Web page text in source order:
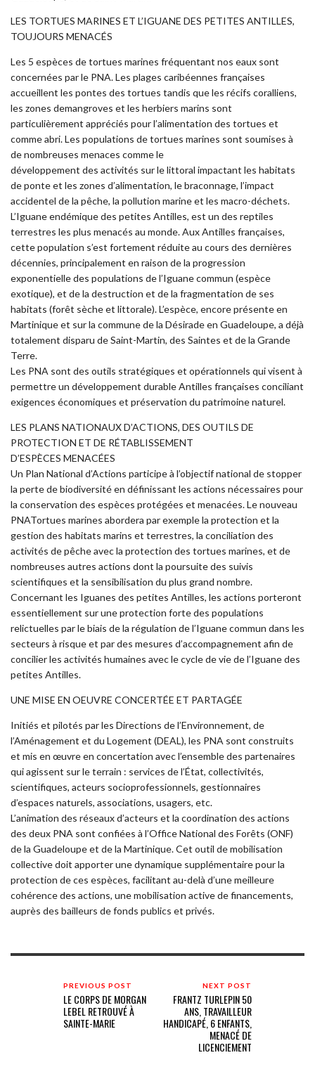
LES TORTUES MARINES ET L’IGUANE DES PETITES ANTILLES,
TOUJOURS MENACÉS
Les 5 espèces de tortues marines fréquentant nos eaux sont
concernées par le PNA. Les plages caribéennes françaises
accueillent les pontes des tortues tandis que les récifs coralliens,
les zones demangroves et les herbiers marins sont
particulièrement appréciés pour l’alimentation des tortues et
comme abri. Les populations de tortues marines sont soumises à
de nombreuses menaces comme le
développement des activités sur le littoral impactant les habitats
de ponte et les zones d’alimentation, le braconnage, l’impact
accidentel de la pêche, la pollution marine et les macro-déchets.
L’Iguane endémique des petites Antilles, est un des reptiles
terrestres les plus menacés au monde. Aux Antilles françaises,
cette population s’est fortement réduite au cours des dernières
décennies, principalement en raison de la progression
exponentielle des populations de l’Iguane commun (espèce
exotique), et de la destruction et de la fragmentation de ses
habitats (forêt sèche et littorale). L’espèce, encore présente en
Martinique et sur la commune de la Désirade en Guadeloupe, a déjà
totalement disparu de Saint-Martin, des Saintes et de la Grande
Terre.
Les PNA sont des outils stratégiques et opérationnels qui visent à
permettre un développement durable Antilles françaises conciliant
exigences économiques et préservation du patrimoine naturel.
LES PLANS NATIONAUX D’ACTIONS, DES OUTILS DE
PROTECTION ET DE RÉTABLISSEMENT
D’ESPÈCES MENACÉES
Un Plan National d’Actions participe à l’objectif national de stopper
la perte de biodiversité en définissant les actions nécessaires pour
la conservation des espèces protégées et menacées. Le nouveau
PNATortues marines abordera par exemple la protection et la
gestion des habitats marins et terrestres, la conciliation des
activités de pêche avec la protection des tortues marines, et de
nombreuses autres actions dont la poursuite des suivis
scientifiques et la sensibilisation du plus grand nombre.
Concernant les Iguanes des petites Antilles, les actions porteront
essentiellement sur une protection forte des populations
relictuelles par le biais de la régulation de l’Iguane commun dans les
secteurs à risque et par des mesures d’accompagnement afin de
concilier les activités humaines avec le cycle de vie de l’Iguane des
petites Antilles.
UNE MISE EN OEUVRE CONCERTÉE ET PARTAGÉE
Initiés et pilotés par les Directions de l’Environnement, de
l’Aménagement et du Logement (DEAL), les PNA sont construits
et mis en œuvre en concertation avec l’ensemble des partenaires
qui agissent sur le terrain : services de l’État, collectivités,
scientifiques, acteurs socioprofessionnels, gestionnaires
d’espaces naturels, associations, usagers, etc.
L’animation des réseaux d’acteurs et la coordination des actions
des deux PNA sont confiées à l’Office National des Forêts (ONF)
de la Guadeloupe et de la Martinique. Cet outil de mobilisation
collective doit apporter une dynamique supplémentaire pour la
protection de ces espèces, facilitant au-delà d’une meilleure
cohérence des actions, une mobilisation active de financements,
auprès des bailleurs de fonds publics et privés.
PREVIOUS POST
LE CORPS DE MORGAN
LEBEL RETROUVÉ À
SAINTE-MARIE
NEXT POST
FRANTZ TURLEPIN 50
ANS, TRAVAILLEUR
HANDICAPÉ, 6 ENFANTS,
MENACÉ DE
LICENCIEMENT